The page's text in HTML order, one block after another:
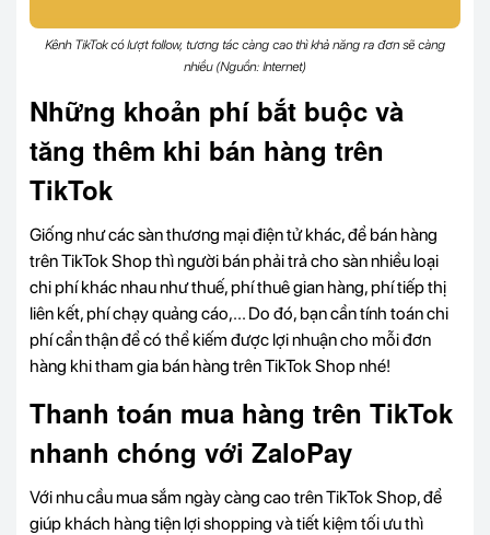
Kênh TikTok có lượt follow, tương tác càng cao thì khả năng ra đơn sẽ càng
nhiều (Nguồn: Internet)
Những khoản phí bắt buộc và
tăng thêm khi bán hàng trên
TikTok
Giống như các sàn thương mại điện tử khác, để bán hàng
trên TikTok Shop thì người bán phải trả cho sàn nhiều loại
chi phí khác nhau như thuế, phí thuê gian hàng, phí tiếp thị
liên kết, phí chạy quảng cáo,... Do đó, bạn cần tính toán chi
phí cẩn thận để có thể kiếm được lợi nhuận cho mỗi đơn
hàng khi tham gia bán hàng trên TikTok Shop nhé!
Thanh toán mua hàng trên TikTok
nhanh chóng với ZaloPay
Với nhu cầu mua sắm ngày càng cao trên TikTok Shop, để
giúp khách hàng tiện lợi shopping và tiết kiệm tối ưu thì